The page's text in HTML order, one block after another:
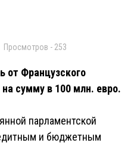
- 253
от Французского
на сумму в 100 млн. евро.
парламентской
и бюджетным